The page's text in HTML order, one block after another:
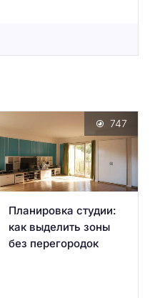
Планировка студии:
как выделить зоны
без перегородок
747